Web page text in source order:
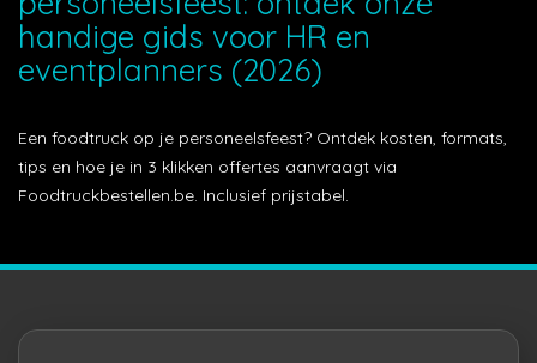
handige gids voor HR en
eventplanners (2026)
Een foodtruck op je personeelsfeest? Ontdek kosten, formats,
tips en hoe je in 3 klikken offertes aanvraagt via
Foodtruckbestellen.be. Inclusief prijstabel.